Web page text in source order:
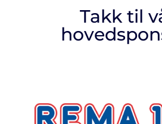
Takk til